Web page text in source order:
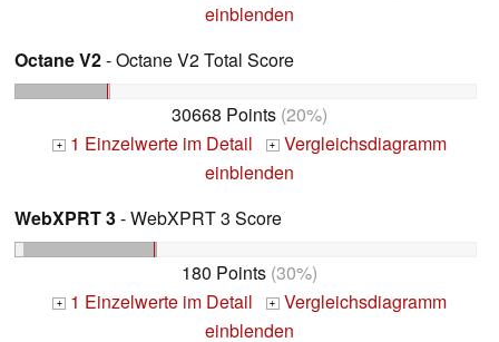
einblenden
Octane V2- Octane V2 Total Score
30668 Points (20%)
+ 1 Einzelwerte im Detail + Vergleichsdiagramm
einblenden
WebXPRT 3- WebXPRT 3 Score
180 Points (30%)
+ 1 Einzelwerte im Detail + Vergleichsdiagramm
einblenden